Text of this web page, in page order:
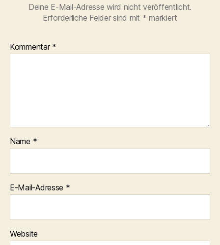
Deine E-Mail-Adresse wird nicht veröffentlicht.
Erforderliche Felder sind mit * markiert
Kommentar *
Name *
E-Mail-Adresse *
Website